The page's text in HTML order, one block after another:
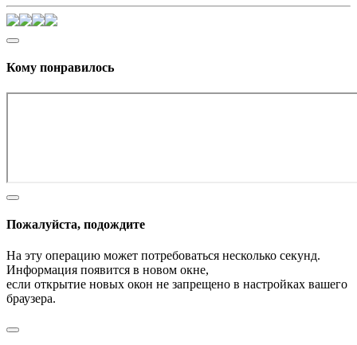
Кому понравилось
Пожалуйста, подождите
На эту операцию может потребоваться несколько секунд.
Информация появится в новом окне,
если открытие новых окон не запрещено в настройках вашего
браузера.